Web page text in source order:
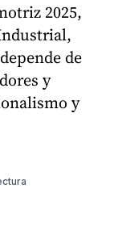
2025,
de
y
y